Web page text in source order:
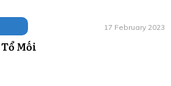
17 February 2023
Tổ Mối